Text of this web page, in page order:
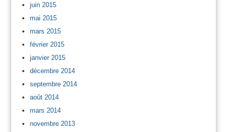
juin 2015
mai 2015
mars 2015
février 2015
janvier 2015
décembre 2014
septembre 2014
août 2014
mars 2014
novembre 2013